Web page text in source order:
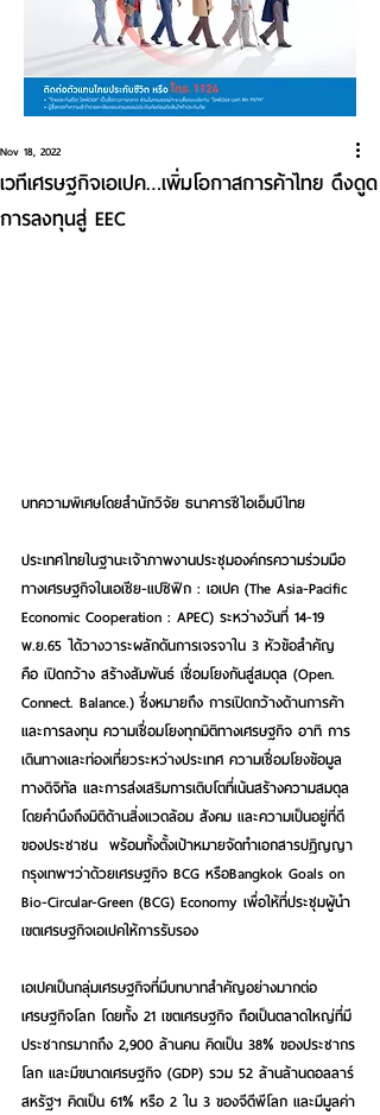
เวทีเศรษฐกิจเอเปค…เพิ่มโอกาสการค้าไทย ดึงดูด
การลงทุนสู่ EEC
Nov 18, 2022
บทความพิเศษโดยสำนักวิจัย ธนาคารซีไอเอ็มบีไทย
ประเทศไทยในฐานะเจ้าภาพงานประชุมองค์กรความร่วมมือ
ทางเศรษฐกิจในเอเชีย-แปซิฟิก : เอเปค (The Asia-Pacific
Economic Cooperation : APEC) ระหว่างวันที่ 14-19
พ.ย.65 ได้วางวาระผลักดันการเจรจาใน 3 หัวข้อสำคัญ
คือ เปิดกว้าง สร้างสัมพันธ์ เชื่อมโยงกันสู่สมดุล (Open.
Connect. Balance.) ซึ่งหมายถึง การเปิดกว้างด้านการค้า
และการลงทุน ความเชื่อมโยงทุกมิติทางเศรษฐกิจ อาทิ การ
เดินทางและท่องเที่ยวระหว่างประเทศ ความเชื่อมโยงข้อมูล
ทางดิจิทัล และการส่งเสริมการเติบโตที่เน้นสร้างความสมดุล
โดยคำนึงถึงมิติด้านสิ่งแวดล้อม สังคม และความเป็นอยู่ที่ดี
ของประชาชน  พร้อมทั้งตั้งเป้าหมายจัดทำเอกสารปฏิญญา
กรุงเทพฯว่าด้วยเศรษฐกิจ BCG หรือBangkok Goals on
Bio-Circular-Green (BCG) Economy เพื่อให้ที่ประชุมผู้นำ
เขตเศรษฐกิจเอเปคให้การรับรอง
เอเปคเป็นกลุ่มเศรษฐกิจที่มีบทบาทสำคัญอย่างมากต่อ
เศรษฐกิจโลก โดยทั้ง 21 เขตเศรษฐกิจ ถือเป็นตลาดใหญ่ที่มี
ประชากรมากถึง 2,900 ล้านคน คิดเป็น 38% ของประชากร
โลก และมีขนาดเศรษฐกิจ (GDP) รวม 52 ล้านล้านดอลลาร์
สหรัฐฯ คิดเป็น 61% หรือ 2 ใน 3 ของจีดีพีโลก และมีมูลค่า